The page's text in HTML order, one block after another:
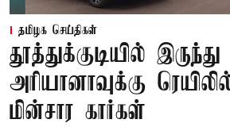
தமிழக செய்திகள்
தூத்துக்குடியில் இருந்து
அரியானாவுக்கு
மின்சார கார்கள்